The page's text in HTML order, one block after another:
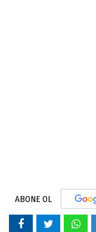
ABONE OL